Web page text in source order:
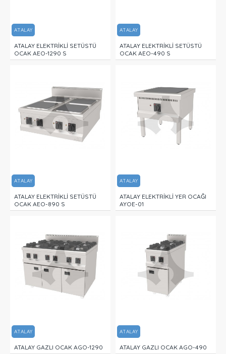
ATALAY
ATALAY ELEKTRİKLİ SETÜSTÜ
OCAK AEO-1290 S
ATALAY
ATALAY ELEKTRİKLİ SETÜSTÜ
OCAK AEO-490 S
ATALAY
ATALAY ELEKTRİKLİ SETÜSTÜ
OCAK AEO-890 S
ATALAY
ATALAY ELEKTRİKLİ YER OCAĞI
AYOE-01
ATALAY
ATALAY GAZLI OCAK AGO-1290
ATALAY
ATALAY GAZLI OCAK AGO-490